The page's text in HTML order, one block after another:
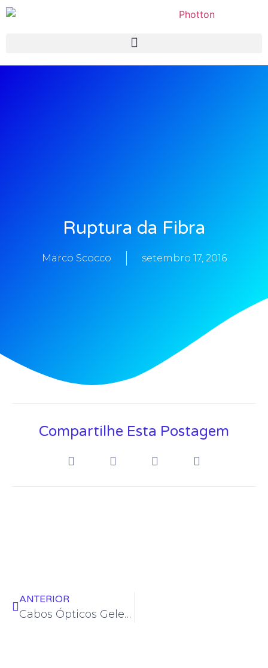
Ruptura da Fibra
Marco Scocco setembro 17, 2016
Compartilhe Esta Postagem
ANTERIOR
Cabos Ópticos Geleados, Secos ou Totalmente Secos?